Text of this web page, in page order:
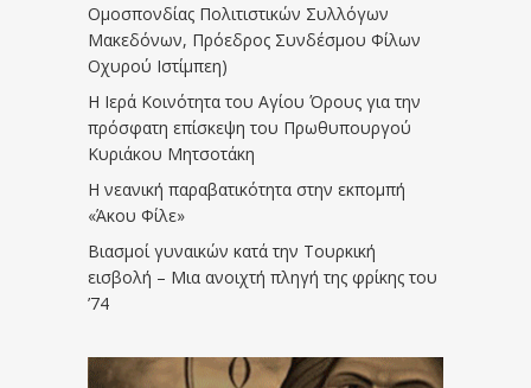
Ομοσπονδίας Πολιτιστικών Συλλόγων
Μακεδόνων, Πρόεδρος Συνδέσμου Φίλων
Οχυρού Ιστίμπεη)
Η Ιερά Κοινότητα του Αγίου Όρους για την
πρόσφατη επίσκεψη του Πρωθυπουργού
Κυριάκου Μητσοτάκη
Η νεανική παραβατικότητα στην εκπομπή
«Άκου Φίλε»
Βιασμοί γυναικών κατά την Τουρκική
εισβολή – Μια ανοιχτή πληγή της φρίκης του
’74